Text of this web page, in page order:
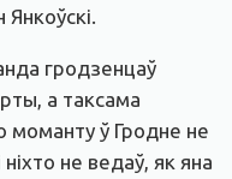
гродзенцаў
а таксама
моманту ў Гродне не
не ведаў, як яна